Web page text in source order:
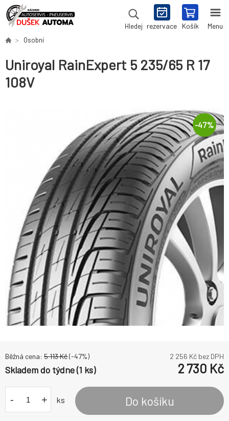
Hledej rezervace Košík Menu
Osobní
Uniroyal RainExpert 5 235/65 R 17
108V
-47%
Běžná cena: 5 113Kč(-47%) 2 256 Kč bez DPH
Skladem do týdne (1 ks) 2 730 Kč
- + ks Do košíku